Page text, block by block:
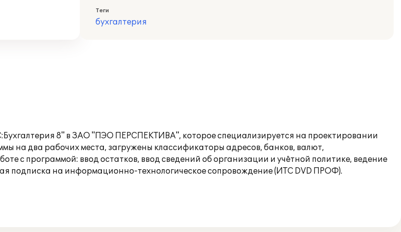
Теги
бухгалтерия
8" в ЗАО "ПЭО ПЕРСПЕКТИВА", которое специализируется на проектировании
на два рабочих места, загружены классификаторы адресов, банков, валют,
с программой: ввод остатков, ввод сведений об организации и учётной политике, ведение
подписка на информационно-технологическое сопровождение (ИТС DVD ПРОФ).